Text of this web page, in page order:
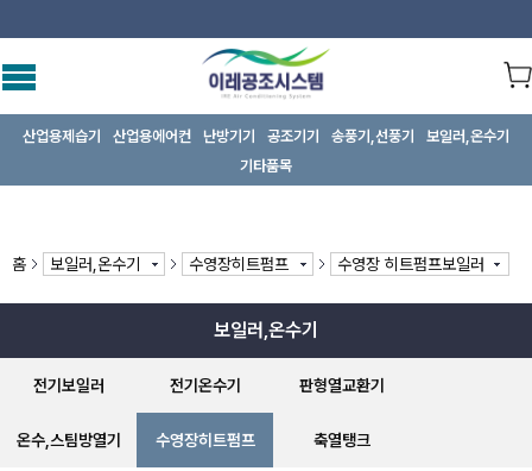
산업용제습기 산업용에어컨 난방기기 공조기기 송풍기,선풍기
보일러,온수기
기타품목
홈 보일러,온수기 수영장히트펌프 수영장 히트펌프보일러
보일러,온수기
전기보일러 전기온수기 판형열교환기
온수,스팀방열기 수영장히트펌프 축열탱크